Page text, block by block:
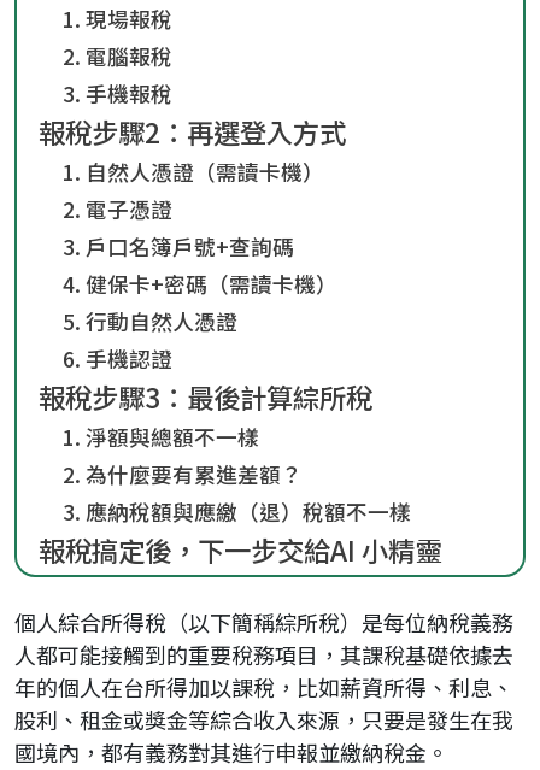
1. 現場報稅
2. 電腦報稅
3. 手機報稅
報稅步驟2：再選登入方式
1. 自然人憑證（需讀卡機）
2. 電子憑證
3. 戶口名簿戶號+查詢碼
4. 健保卡+密碼（需讀卡機）
5. 行動自然人憑證
6. 手機認證
報稅步驟3：最後計算綜所稅
1. 淨額與總額不一樣
2. 為什麼要有累進差額？
3. 應納稅額與應繳（退）稅額不一樣
報稅搞定後，下一步交給AI 小精靈
個人綜合所得稅（以下簡稱綜所稅）是每位納稅義務
人都可能接觸到的重要稅務項目，其課稅基礎依據去
年的個人在台所得加以課稅，比如薪資所得、利息、
股利、租金或獎金等綜合收入來源，只要是發生在我
國境內，都有義務對其進行申報並繳納稅金。